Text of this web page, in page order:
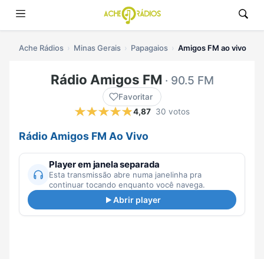
Ache Rádios Minas Gerais Papagaios Amigos FM ao vivo
Rádio Amigos FM · 90.5 FM
Favoritar
4,87 30 votos
Rádio Amigos FM Ao Vivo
Player em janela separada
Esta transmissão abre numa janelinha pra
continuar tocando enquanto você navega.
Abrir player